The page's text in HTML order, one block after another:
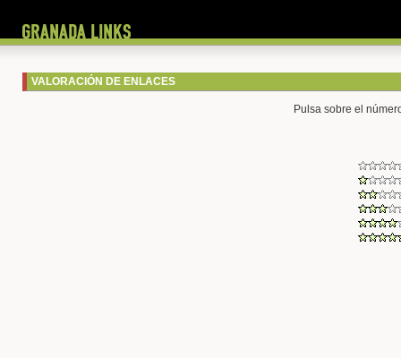
VALORACIÓN DE ENLACES
Pulsa sobre el